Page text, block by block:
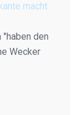
macht
den
Wecker